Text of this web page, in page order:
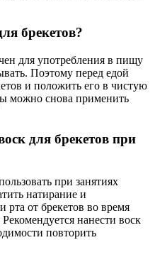
брекетов?
для употребления в пищу
Поэтому перед едой
и положить его в чистую
можно снова применить
для брекетов при
при занятиях
натирание и
рта от брекетов во время
нанести воск
повторить